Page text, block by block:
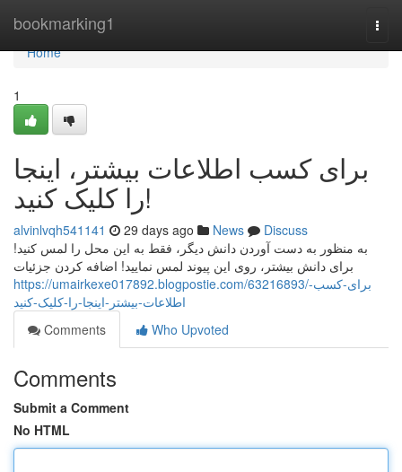
bookmarking1
Home
Home
1
برای کسب اطلاعات بیشتر، اینجا
را کلیک کنید!
alvinlvqh541141 29 days ago News
Discuss
به منظور به دست آوردن دانش دیگر، فقط به این محل را لمس کنید!
برای دانش بیشتر، روی این پیوند لمس نمایید! اضافه کردن جزئیات
https://umairkexe017892.blogpostie.com/63216893/برای-کسب-
اطلاعات-بیشتر-اینجا-را-کلیک-کنید
Comments
Who Upvoted
Comments
Submit a Comment
No HTML